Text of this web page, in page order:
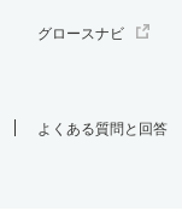
グロースナビ
よくある質問と回答